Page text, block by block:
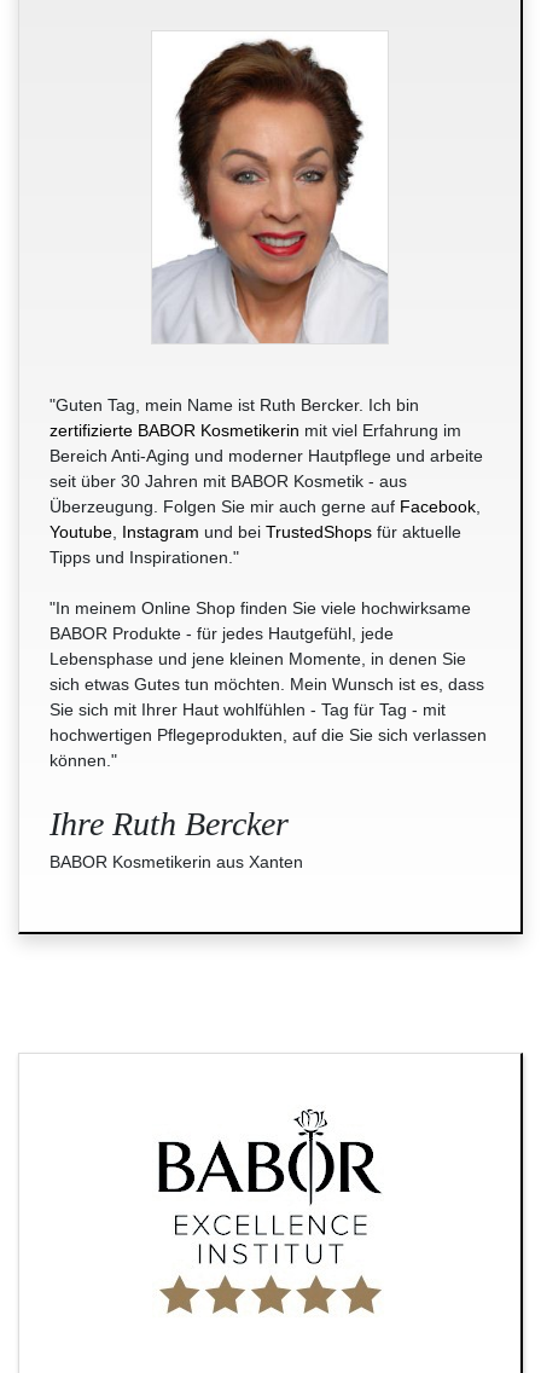
"Guten Tag, mein Name ist Ruth Bercker. Ich bin
zertifizierte BABOR Kosmetikerin mit viel Erfahrung im
Bereich Anti-Aging und moderner Hautpflege und arbeite
seit über 30 Jahren mit BABOR Kosmetik - aus
Überzeugung. Folgen Sie mir auch gerne auf Facebook
Youtube Instagram und bei TrustedShops für aktuelle
Tipps und Inspirationen."
"In meinem Online Shop finden Sie viele hochwirksame
BABOR Produkte - für jedes Hautgefühl, jede
Lebensphase und jene kleinen Momente, in denen Sie
sich etwas Gutes tun möchten. Mein Wunsch ist es, dass
Sie sich mit Ihrer Haut wohlfühlen - Tag für Tag - mit
hochwertigen Pflegeprodukten, auf die Sie sich verlassen
können."
Ihre Ruth Bercker
BABOR Kosmetikerin aus Xanten